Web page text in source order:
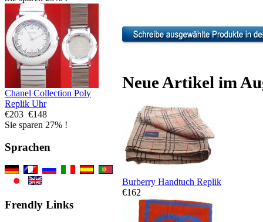
Chanel Collection Poly
Replik Uhr
€203 €148
Sie sparen 27% !
Sprachen
Frendly Links
Neue Artikel im
Burberry Handtuch Replik
€162